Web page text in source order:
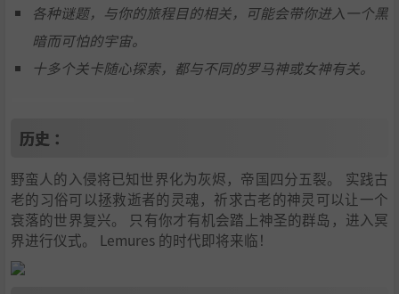
各种谜题，与你的旅程目的相关，可能会带你进入一个黑
暗而可怕的宇宙。
十多个关卡随心探索，都与不同的罗马神或女神有关。
历史 ：
野蛮人的入侵将已知世界化为灰烬，帝国四分五裂。 实践古
老的习俗可以拯救逝者的灵魂，祈求古老的神灵可以让一个
衰落的世界复兴。 只有你才有机会踏上神圣的群岛，进入冥
界进行仪式。 Lemures 的时代即将来临！